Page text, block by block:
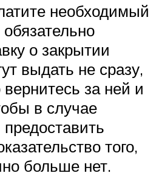
необходимый
о закрытии
выдать не сразу,
за ней и
в случае
того,
больше нет.